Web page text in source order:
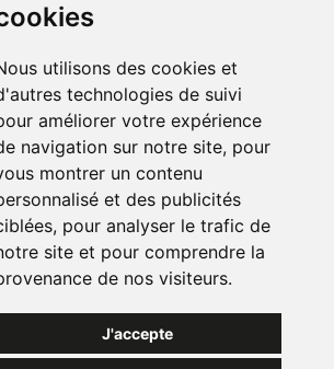
utilisons des cookies et
technologies de suivi
améliorer votre expérience
navigation sur notre site, pour
montrer un contenu
et des publicités
pour analyser le trafic de
site et pour comprendre la
de nos visiteurs.
J'accepte
LE SAMEDI
de 9h à 12h30
NOUS CONTACTER
- Fatima Abachra - APB 521704 - N°
BE0882-700-592